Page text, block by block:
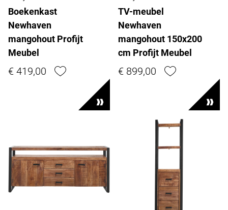
Boekenkast
Newhaven
mangohout Profijt
Meubel
€ 419,00
TV-meubel
Newhaven
mangohout 150x200
cm Profijt Meubel
€ 899,00